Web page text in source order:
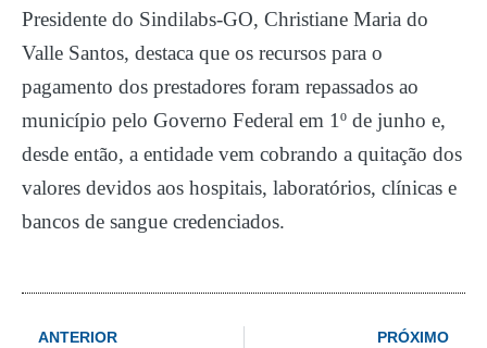
Presidente do Sindilabs-GO, Christiane Maria do
Valle Santos, destaca que os recursos para o
pagamento dos prestadores foram repassados ao
município pelo Governo Federal em 1º de junho e,
desde então, a entidade vem cobrando a quitação dos
valores devidos aos hospitais, laboratórios, clínicas e
bancos de sangue credenciados.
ANTERIOR PRÓXIMO